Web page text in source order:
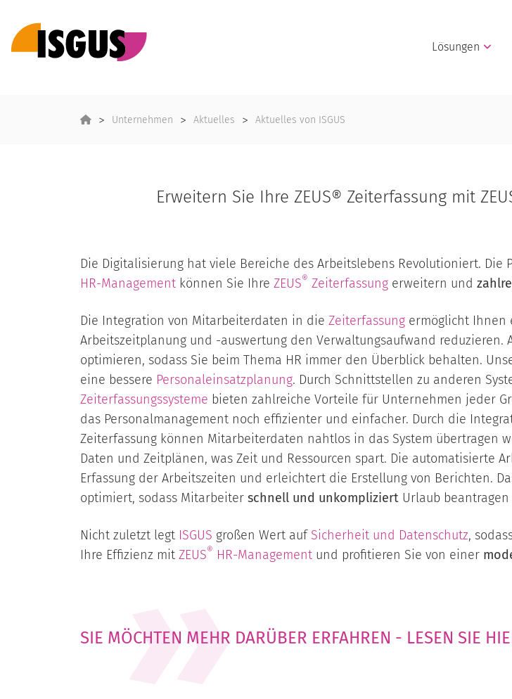
Lösungen
Unternehmen Aktuelles Aktuelles von ISGUS
Erweitern Sie Ihre ZEUS® Zeiterfassung mit
Die Digitalisierung hat viele Bereiche des Arbeitslebens Revolutioniert.
HR-Management können Sie Ihre ZEUS® Zeiterfassung erweitern und
Die Integration von Mitarbeiterdaten in die Zeiterfassung ermöglicht Ihnen
Arbeitszeitplanung und -auswertung den Verwaltungsaufwand reduzieren.
optimieren, sodass Sie beim Thema HR immer den Überblick behalten.
eine bessere Personaleinsatzplanung. Durch Schnittstellen zu anderen
Zeiterfassungssysteme bieten zahlreiche Vorteile für Unternehmen jeder
das Personalmanagement noch effizienter und einfacher. Durch die
Zeiterfassung können Mitarbeiterdaten nahtlos in das System übertragen
Daten und Zeitplänen, was Zeit und Ressourcen spart. Die automatisierte
Erfassung der Arbeitszeiten und erleichtert die Erstellung von Berichten.
optimiert, sodass Mitarbeiter schnell und unkompliziert Urlaub
Nicht zuletzt legt ISGUS großen Wert auf Sicherheit und Datenschutz,
Ihre Effizienz mit ZEUS® HR-Management und profitieren Sie von einer
SIE MÖCHTEN MEHR DARÜBER ERFAHREN - LESEN SIE